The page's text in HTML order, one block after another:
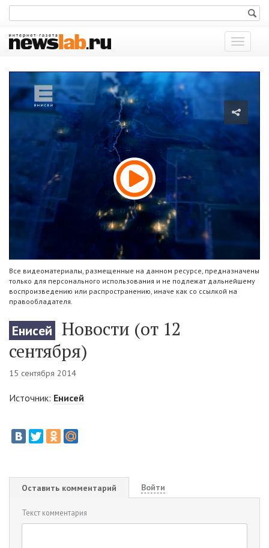
Показать
меню
Все видеоматериалы, размещенные на данном ресурсе, предназначены
только для персонального использования и не подлежат дальнейшему
воспроизведению или распространению, иначе как со ссылкой на
правообладателя.
Енисей
Новости (от 12
сентября)
15 сентября 2014
Источник: Енисей
Оставить комментарий Войти
Текст комментария